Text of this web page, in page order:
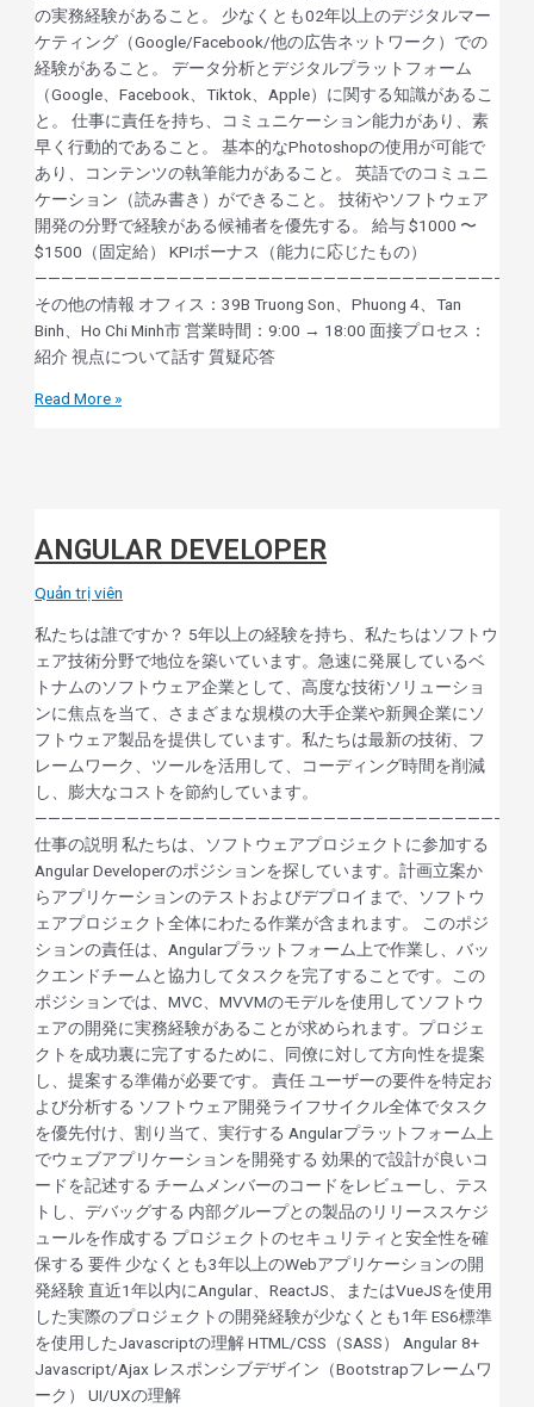
の実務経験があること。 少なくとも02年以上のデジタルマー
ケティング（Google/Facebook/他の広告ネットワーク）での
経験があること。 データ分析とデジタルプラットフォーム
（Google、Facebook、Tiktok、Apple）に関する知識があるこ
と。 仕事に責任を持ち、コミュニケーション能力があり、素
早く行動的であること。 基本的なPhotoshopの使用が可能で
あり、コンテンツの執筆能力があること。 英語でのコミュニ
ケーション（読み書き）ができること。 技術やソフトウェア
開発の分野で経験がある候補者を優先する。 給与 $1000 〜
$1500（固定給） KPIボーナス（能力に応じたもの）
その他の情報 オフィス：39B Truong Son、Phuong 4、Tan
Binh、Ho Chi Minh市 営業時間：9:00 → 18:00 面接プロセス：
紹介 視点について話す 質疑応答
Read More »
ANGULAR DEVELOPER
Quản trị viên
私たちは誰ですか？ 5年以上の経験を持ち、私たちはソフトウ
ェア技術分野で地位を築いています。急速に発展しているベ
トナムのソフトウェア企業として、高度な技術ソリューショ
ンに焦点を当て、さまざまな規模の大手企業や新興企業にソ
フトウェア製品を提供しています。私たちは最新の技術、フ
レームワーク、ツールを活用して、コーディング時間を削減
し、膨大なコストを節約しています。
仕事の説明 私たちは、ソフトウェアプロジェクトに参加する
Angular Developerのポジションを探しています。計画立案か
らアプリケーションのテストおよびデプロイまで、ソフトウ
ェアプロジェクト全体にわたる作業が含まれます。 このポジ
ションの責任は、Angularプラットフォーム上で作業し、バッ
クエンドチームと協力してタスクを完了することです。この
ポジションでは、MVC、MVVMのモデルを使用してソフトウ
ェアの開発に実務経験があることが求められます。プロジェ
クトを成功裏に完了するために、同僚に対して方向性を提案
し、提案する準備が必要です。 責任 ユーザーの要件を特定お
よび分析する ソフトウェア開発ライフサイクル全体でタスク
を優先付け、割り当て、実行する Angularプラットフォーム上
でウェブアプリケーションを開発する 効果的で設計が良いコ
ードを記述する チームメンバーのコードをレビューし、テス
トし、デバッグする 内部グループとの製品のリリーススケジ
ュールを作成する プロジェクトのセキュリティと安全性を確
保する 要件 少なくとも3年以上のWebアプリケーションの開
発経験 直近1年以内にAngular、ReactJS、またはVueJSを使用
した実際のプロジェクトの開発経験が少なくとも1年 ES6標準
を使用したJavascriptの理解 HTML/CSS（SASS） Angular 8+
Javascript/Ajax レスポンシブデザイン（Bootstrapフレームワ
ーク） UI/UXの理解